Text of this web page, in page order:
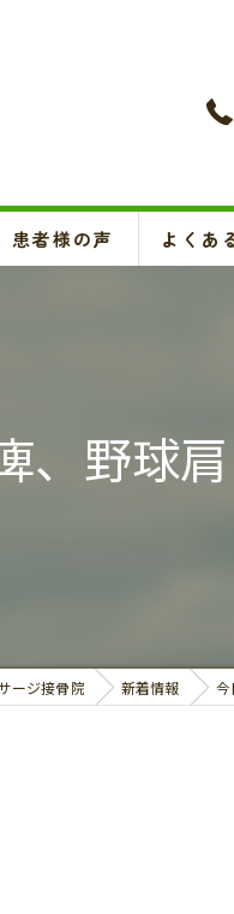
波治療
患者様の声 よくあ
野球
ージ接骨院 新着情報